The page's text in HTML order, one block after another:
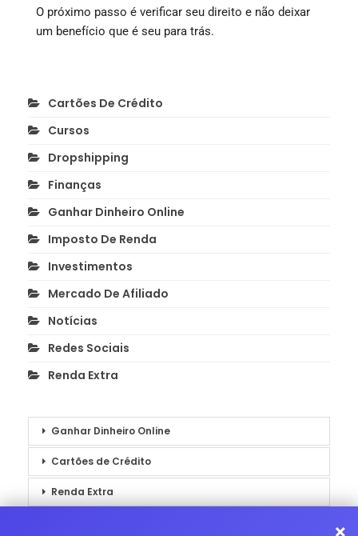
O próximo passo é verificar seu direito e não deixar
um benefício que é seu para trás.
Cartões De Crédito
Cursos
Dropshipping
Finanças
Ganhar Dinheiro Online
Imposto De Renda
Investimentos
Mercado De Afiliado
Notícias
Redes Sociais
Renda Extra
Ganhar Dinheiro Online
Cartões de Crédito
Renda Extra